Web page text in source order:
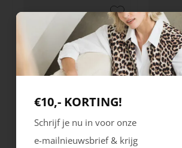
Australian
Tiago
€10,- KORTING!
Schrijf je nu in voor onze
e-mailnieuwsbrief & krijg